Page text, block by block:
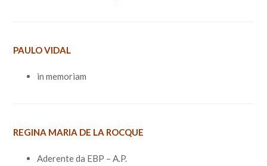
PAULO VIDAL
in memoriam
REGINA MARIA DE LA ROCQUE
Aderente da EBP – A.P.